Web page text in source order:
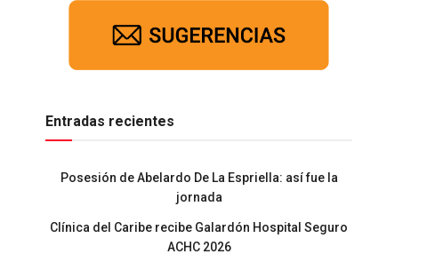
Entradas recientes
Posesión de Abelardo De La Espriella: así fue la
jornada
Clínica del Caribe recibe Galardón Hospital Seguro
ACHC 2026